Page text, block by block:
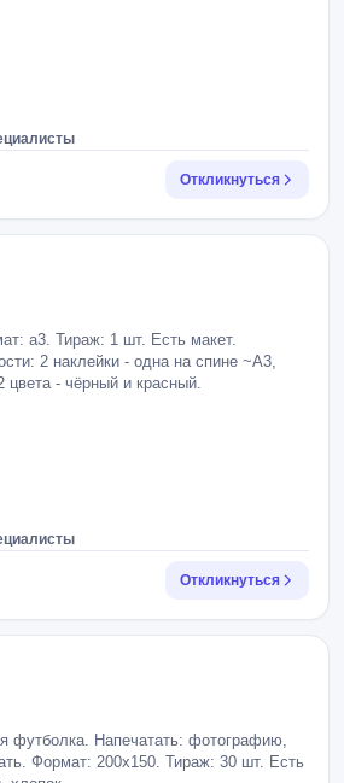
Откликнуться
а3. Тираж: 1 шт. Есть макет.
2 наклейки - одна на спине ~А3,
цвета - чёрный и красный.
Откликнуться
футболка. Напечатать: фотографию,
Формат: 200х150. Тираж: 30 шт. Есть